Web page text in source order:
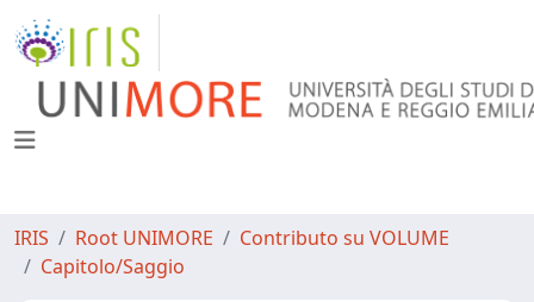
IRIS Root UNIMORE
Contributo su VOLUME
Capitolo/Saggio